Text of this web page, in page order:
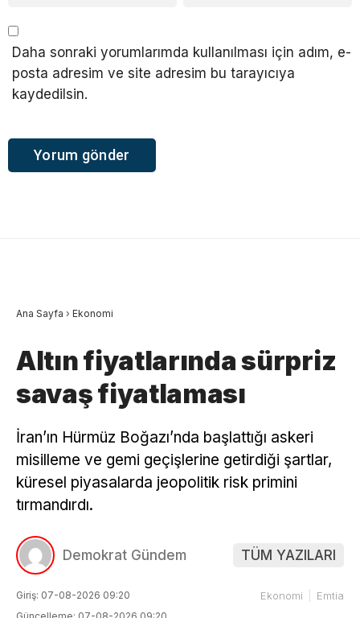
Daha sonraki yorumlarımda kullanılması için adım, e-
posta adresim ve site adresim bu tarayıcıya
kaydedilsin.
Ana Sayfa › Ekonomi
Altın fiyatlarında sürpriz
savaş fiyatlaması
İran’ın Hürmüz Boğazı’nda başlattığı askeri
misilleme ve gemi geçişlerine getirdiği şartlar,
küresel piyasalarda jeopolitik risk primini
tırmandırdı.
Demokrat Gündem TÜM YAZILARI
Giriş: 07-08-2026 09:20
Ekonomi Emtia